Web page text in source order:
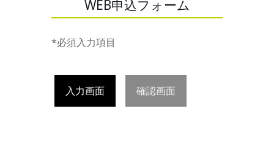
WEB申込フォーム
*必須入力項目
入力画面 確認画面